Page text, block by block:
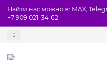
Найти нас можно в: MAX,
+7 909 021-34-62